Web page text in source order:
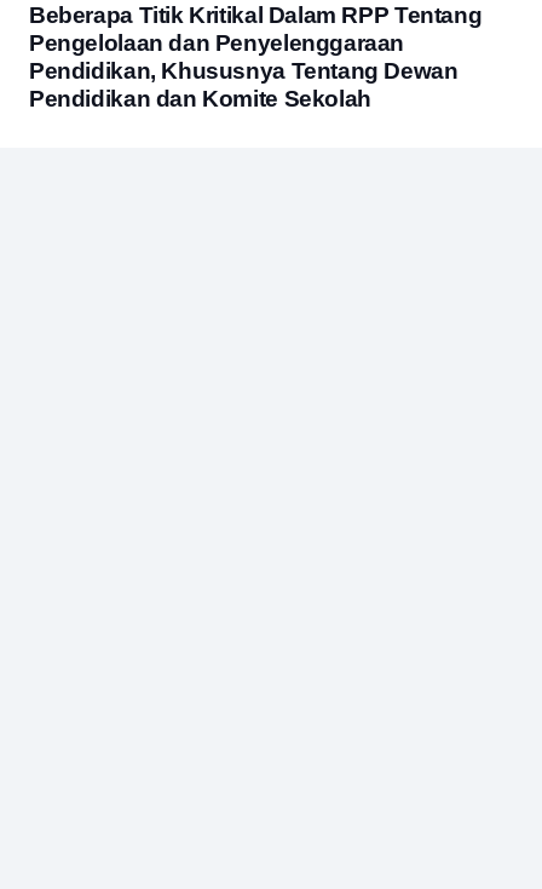
Beberapa Titik Kritikal Dalam RPP Tentang
Pengelolaan dan Penyelenggaraan
Pendidikan, Khususnya Tentang Dewan
Pendidikan dan Komite Sekolah